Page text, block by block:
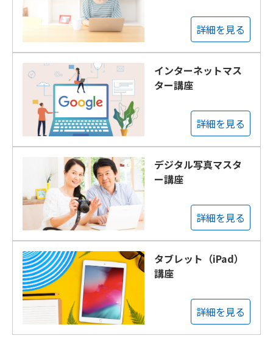
詳細を見る
インターネットマス
ター講座
詳細を見る
デジタル写真マスタ
ー講座
詳細を見る
タブレット（iPad）
講座
詳細を見る